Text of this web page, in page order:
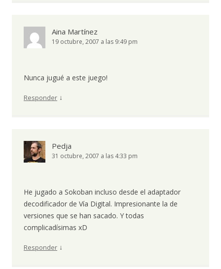
Aina Martínez
19 octubre, 2007 a las 9:49 pm
Nunca jugué a este juego!
Responder ↓
Pedja
31 octubre, 2007 a las 4:33 pm
He jugado a Sokoban incluso desde el adaptador
decodificador de Vía Digital. Impresionante la de
versiones que se han sacado. Y todas
complicadísimas xD
Responder ↓